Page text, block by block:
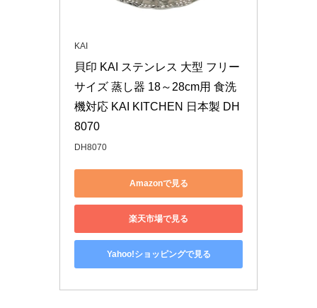
KAI
貝印 KAI ステンレス 大型 フリー
サイズ 蒸し器 18～28cm用 食洗
機対応 KAI KITCHEN 日本製 DH
8070
DH8070
Amazonで見る
楽天市場で見る
Yahoo!ショッピングで見る